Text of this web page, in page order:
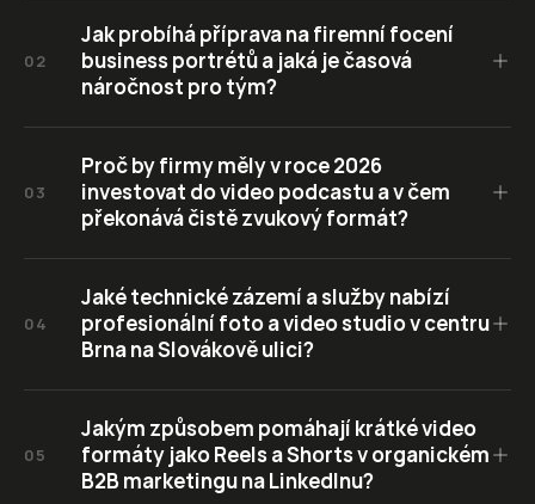
02
Jak probíhá příprava na firemní focení
business portrétů a jaká je časová
náročnost pro tým?
03
Proč by firmy měly v roce 2026
investovat do video podcastu a v čem
překonává čistě zvukový formát?
04
Jaké technické zázemí a služby nabízí
profesionální foto a video studio v centru
Brna na Slovákově ulici?
05
Jakým způsobem pomáhají krátké video
formáty jako Reels a Shorts v organickém
B2B marketingu na LinkedInu?